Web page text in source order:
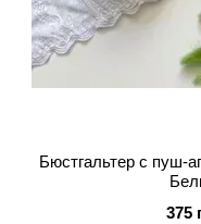
Бюстгальтер с пуш-
375